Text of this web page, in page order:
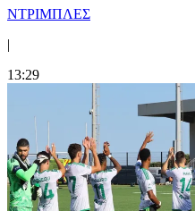
ΝΤΡΙΜΠΛΕΣ
|
13:29